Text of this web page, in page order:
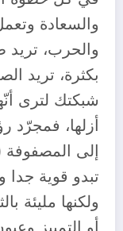
والسعادة
والحرب، تريد
بكثرة، تريد
شبكتك لترى
أزلها، فمجرّد
إلى المصفوفة
تبدو قوية
ولكنها مليئة